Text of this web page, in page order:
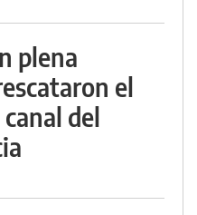
plena
el
del